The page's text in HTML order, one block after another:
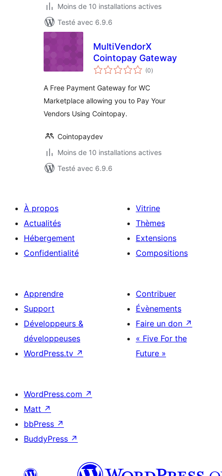
Moins de 10 installations actives
Testé avec 6.9.6
MultiVendorX
Cointopay Gateway
(0notes
en
)
A Free Payment Gateway for WC
Marketplace allowing you to Pay Your
Vendors Using Cointopay.
Cointopaydev
Moins de 10 installations actives
Testé avec 6.9.6
À propos
Actualités
Hébergement
Confidentialité
Vitrine
Thèmes
Extensions
Compositions
Apprendre
Support
Développeurs &
développeuses
WordPress.tv ↗
Contribuer
Évènements
Faire un don ↗
« Five For the
Future »
WordPress.com ↗
Matt ↗
bbPress ↗
BuddyPress ↗